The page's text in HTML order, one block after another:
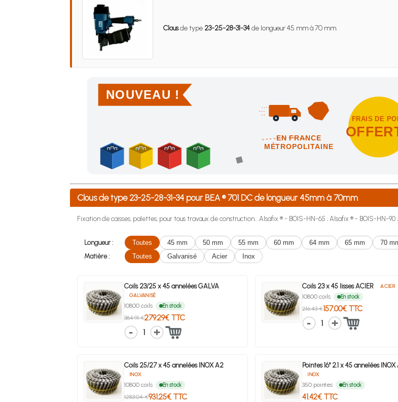
Clousde type 23-25-28-31-34de longueur 45 mm à 70 mm.
NOUVEAU !
EN FRANCE
MÉTROPOLITAINE
FRAIS DE
Achetez 4 sachets ou boîtes d'agrafes ou de pointes et nous vous offrons les frais de port en
Clous de type 23-25-28-31-34 pour BEA ® 701 DC de longueur 45mm à 70mm
Fixation de caisses, palettes, pour tous travaux de construction... Alsafix ® - BOIS-HN-65 ; Alsafix ® - BOIS-HN-90 ;
Longueur : Toutes 45 mm 50 mm 55 mm 60 mm 64 mm 65 mm
70
Matière :
Toutes Galvanisé Acier Inox
Coils 23/25 x 45 annelées GALVA
GALVANISÉ
10800 coils En stock
384.91 €279.29€ TTC
1
Coils 23 x 45 lisses ACIER ACIER
10800 coils En stock
216.43 €157.00€ TTC
1
Coils 25/27 x 45 annelées INOX A2
INOX
10800 coils En stock
1283.04 €931.25€ TTC
Pointes 16° 2.1 x 45 annelées
INOX
350 pointes En stock
41.42€ TTC